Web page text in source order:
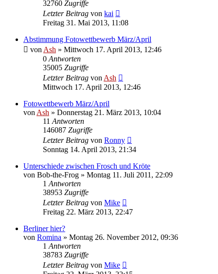
32760 Zugriffe
Letzter Beitrag von kai
Freitag 31. Mai 2013, 11:08
Abstimmung Fotowettbewerb März/April
von Ash » Mittwoch 17. April 2013, 12:46
0 Antworten
35005 Zugriffe
Letzter Beitrag von Ash
Mittwoch 17. April 2013, 12:46
Fotowettbewerb März/April
von Ash » Donnerstag 21. März 2013, 10:04
11 Antworten
146087 Zugriffe
Letzter Beitrag von Ronny
Sonntag 14. April 2013, 21:34
Unterschiede zwischen Frosch und Kröte
von Bob-the-Frog » Montag 11. Juli 2011, 22:09
1 Antworten
38953 Zugriffe
Letzter Beitrag von Mike
Freitag 22. März 2013, 22:47
Berliner hier?
von Romina » Montag 26. November 2012, 09:36
1 Antworten
38783 Zugriffe
Letzter Beitrag von Mike